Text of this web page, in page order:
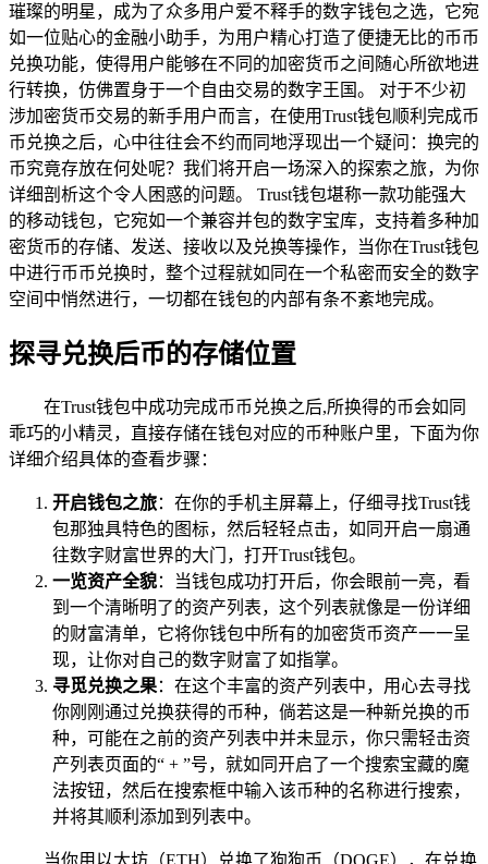
璀璨的明星，成为了众多用户爱不释手的数字钱包之选，它宛
如一位贴心的金融小助手，为用户精心打造了便捷无比的币币
兑换功能，使得用户能够在不同的加密货币之间随心所欲地进
行转换，仿佛置身于一个自由交易的数字王国。 对于不少初
涉加密货币交易的新手用户而言，在使用Trust钱包顺利完成币
币兑换之后，心中往往会不约而同地浮现出一个疑问：换完的
币究竟存放在何处呢？我们将开启一场深入的探索之旅，为你
详细剖析这个令人困惑的问题。 Trust钱包堪称一款功能强大
的移动钱包，它宛如一个兼容并包的数字宝库，支持着多种加
密货币的存储、发送、接收以及兑换等操作，当你在Trust钱包
中进行币币兑换时，整个过程就如同在一个私密而安全的数字
空间中悄然进行，一切都在钱包的内部有条不紊地完成。
探寻兑换后币的存储位置
在Trust钱包中成功完成币币兑换之后,所换得的币会如同
乖巧的小精灵，直接存储在钱包对应的币种账户里，下面为你
详细介绍具体的查看步骤：
开启钱包之旅：在你的手机主屏幕上，仔细寻找Trust钱
包那独具特色的图标，然后轻轻点击，如同开启一扇通
往数字财富世界的大门，打开Trust钱包。
一览资产全貌：当钱包成功打开后，你会眼前一亮，看
到一个清晰明了的资产列表，这个列表就像是一份详细
的财富清单，它将你钱包中所有的加密货币资产一一呈
现，让你对自己的数字财富了如指掌。
寻觅兑换之果：在这个丰富的资产列表中，用心去寻找
你刚刚通过兑换获得的币种，倘若这是一种新兑换的币
种，可能在之前的资产列表中并未显示，你只需轻击资
产列表页面的“ + ”号，就如同开启了一个搜索宝藏的魔
法按钮，然后在搜索框中输入该币种的名称进行搜索，
并将其顺利添加到列表中。
当你用以太坊（ETH）兑换了狗狗币（DOGE），在兑换